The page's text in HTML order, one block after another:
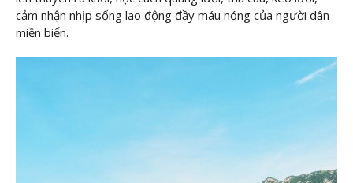
cảm nhận nhịp sống lao động đầy máu nóng của người dân
miền biển.